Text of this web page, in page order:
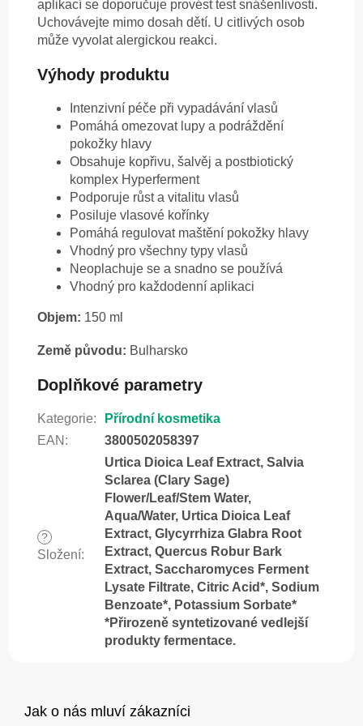
aplikací se doporučuje provést test snášenlivosti.
Uchovávejte mimo dosah dětí. U citlivých osob
může vyvolat alergickou reakci.
Výhody produktu
Intenzivní péče při vypadávání vlasů
Pomáhá omezovat lupy a podráždění
pokožky hlavy
Obsahuje kopřivu, šalvěj a postbiotický
komplex Hyperferment
Podporuje růst a vitalitu vlasů
Posiluje vlasové kořínky
Pomáhá regulovat maštění pokožky hlavy
Vhodný pro všechny typy vlasů
Neoplachuje se a snadno se používá
Vhodný pro každodenní aplikaci
Objem: 150 ml
Země původu: Bulharsko
Doplňkové parametry
Kategorie:
Přírodní kosmetika
EAN : 3800502058397
?
Složení:
Urtica Dioica Leaf Extract, Salvia
Sclarea (Clary Sage)
Flower/Leaf/Stem Water,
Aqua/Water, Urtica Dioica Leaf
Extract, Glycyrrhiza Glabra Root
Extract, Quercus Robur Bark
Extract, Saccharomyces Ferment
Lysate Filtrate, Citric Acid*, Sodium
Benzoate*, Potassium Sorbate*
*Přirozeně syntetizované vedlejší
produkty fermentace.